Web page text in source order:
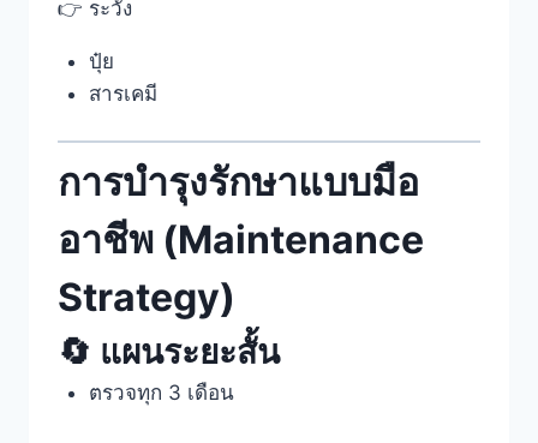
👉 ระวัง
ปุ๋ย
สารเคมี
การบำรุงรักษาแบบมือ
อาชีพ (Maintenance
Strategy)
🔄 แผนระยะสั้น
ตรวจทุก 3 เดือน